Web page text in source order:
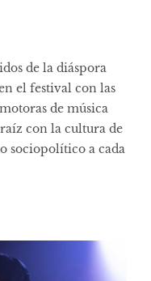
de la diáspora
el festival con las
de música
con la cultura de
sociopolítico a cada